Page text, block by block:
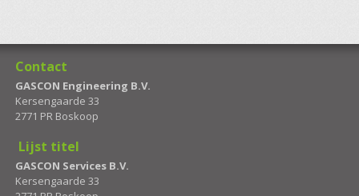
Contact
GASCON Engineering B.V.
Kersengaarde 33
2771 PR Boskoop
Lijst titel
GASCON Services B.V.
Kersengaarde 33